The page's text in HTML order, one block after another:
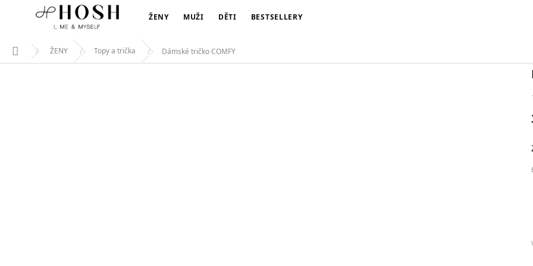
ŽENY MUŽI DĚTI BESTSELLERY
Domů ŽENY Topy a trička Dámské tričko COMFY
349 Kč